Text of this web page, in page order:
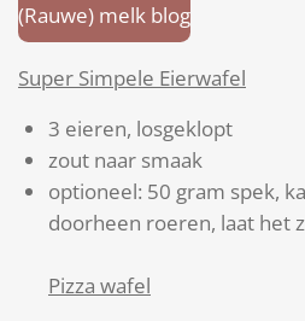
(Rauwe) melk blog
Super Simpele Eierwafel
3 eieren, losgeklopt
zout naar smaak
optioneel: 50 gram spek,
doorheen roeren, laat het
Pizza wafel